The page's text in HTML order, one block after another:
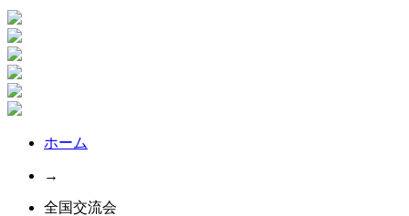
ホーム
→
全国交流会